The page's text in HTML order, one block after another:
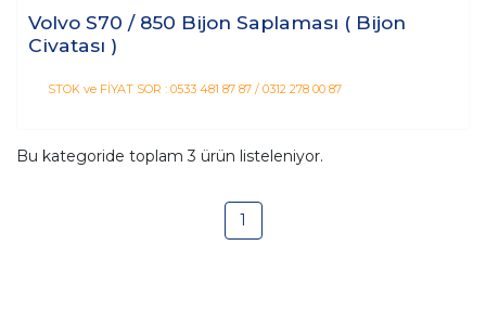
Volvo S70 / 850 Bijon Saplaması ( Bijon
Civatası )
STOK ve FİYAT SOR : 0533 481 87 87 / 0312 278 00 87
Bu kategoride toplam3 ürün listeleniyor.
1